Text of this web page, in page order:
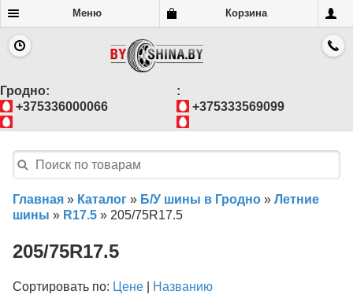
Меню Корзина
Гродно:
+375336000066
:
+375333569099
Главная » Каталог » Б/У шины в Гродно » Летние
шины » R17.5 » 205/75R17.5
205/75R17.5
Сортировать по: Цене Названию